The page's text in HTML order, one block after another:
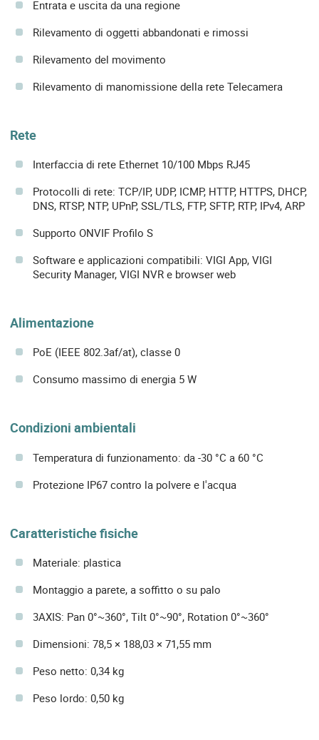
Entrata e uscita da una regione
Rilevamento di oggetti abbandonati e rimossi
Rilevamento del movimento
Rilevamento di manomissione della rete Telecamera
Rete
Interfaccia di rete Ethernet 10/100 Mbps RJ45
Protocolli di rete: TCP/IP, UDP, ICMP, HTTP, HTTPS, DHCP,
DNS, RTSP, NTP, UPnP, SSL/TLS, FTP, SFTP, RTP, IPv4, ARP
Supporto ONVIF Profilo S
Software e applicazioni compatibili: VIGI App, VIGI
Security Manager, VIGI NVR e browser web
Alimentazione
PoE (IEEE 802.3af/at), classe 0
Consumo massimo di energia 5 W
Condizioni ambientali
Temperatura di funzionamento: da -30 °C a 60 °C
Protezione IP67 contro la polvere e l'acqua
Caratteristiche fisiche
Materiale: plastica
Montaggio a parete, a soffitto o su palo
3AXIS: Pan 0°~360°, Tilt 0°~90°, Rotation 0°~360°
Dimensioni: 78,5 × 188,03 × 71,55 mm
Peso netto: 0,34 kg
Peso lordo: 0,50 kg